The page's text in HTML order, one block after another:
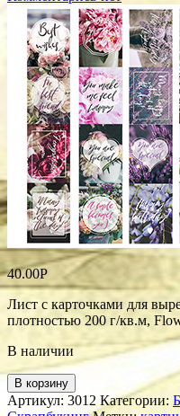
40.00Р
Лист с карточками для
плотностью 200 г/кв.м,
В наличии
В корзину
Артикул: 3012 Категории: